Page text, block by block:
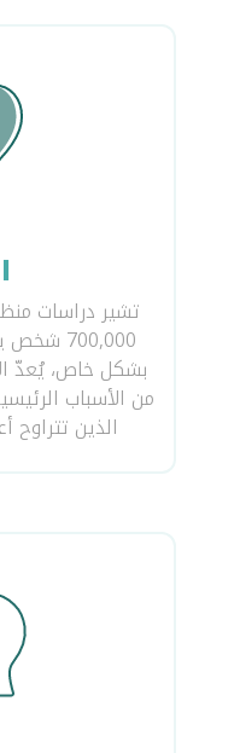
تشير دراسات
700,000
بشكل خاص، يُعدّ
من الأسباب
الذين تتراوح